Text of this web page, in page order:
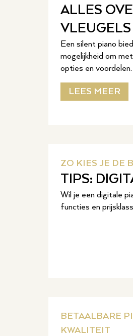
ALLES
VLEUGELS
Een silent piano
mogelijkheid om
opties en voordelen.
LEES MEER
ZO KIES JE DE
TIPS:
Wil je een digitale
functies en
BETAALBARE
KWALITEIT